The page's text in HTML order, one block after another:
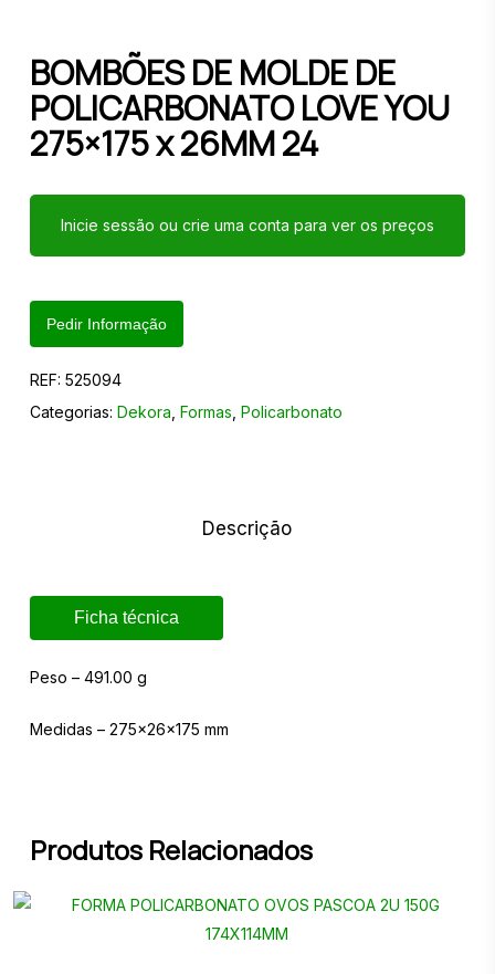
BOMBÕES DE MOLDE DE
POLICARBONATO LOVE YOU
275×175 x 26MM 24
Inicie sessão ou crie uma conta para ver os preços
Pedir Informação
REF: 525094
Categorias: Dekora Formas Policarbonato
Descrição
Ficha técnica
Peso – 491.00 g
Medidas – 275x26x175 mm
Produtos Relacionados